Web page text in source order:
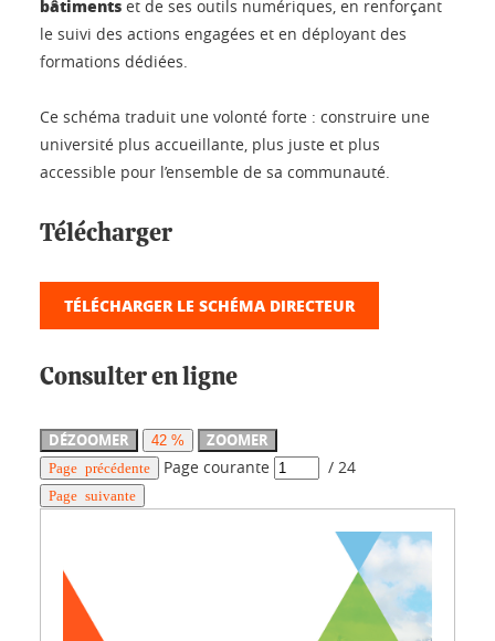
bâtiments et de ses outils numériques, en renforçant
le suivi des actions engagées et en déployant des
formations dédiées.
Ce schéma traduit une volonté forte : construire une
université plus accueillante, plus juste et plus
accessible pour l’ensemble de sa communauté.
Télécharger
TÉLÉCHARGER LE SCHÉMA DIRECTEUR
Consulter en ligne
DÉZOOMER 42 % ZOOMER
Page précédente Page courante / 24
Page suivante